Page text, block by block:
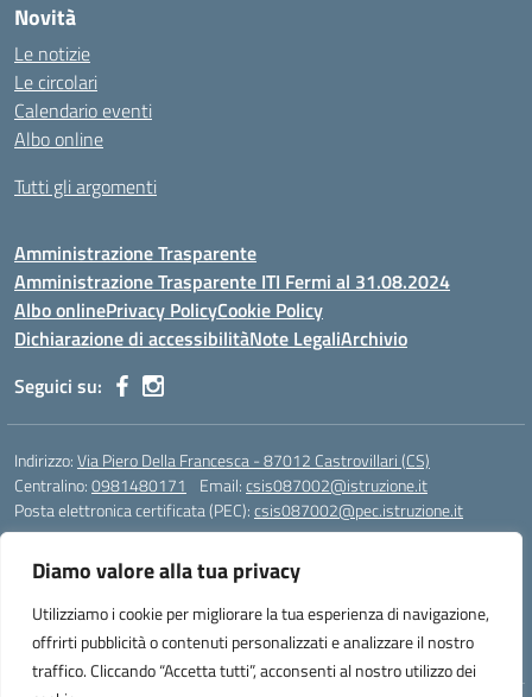
Diamo valore alla tua privacy
Utilizziamo i cookie per migliorare la tua esperienza di navigazione,
offrirti pubblicità o contenuti personalizzati e analizzare il nostro
traffico. Cliccando “Accetta tutti”, acconsenti al nostro utilizzo dei
Novità
Le notizie
Le circolari
Calendario eventi
Albo online
Tutti gli argomenti
Amministrazione Trasparente
Amministrazione Trasparente ITI Fermi al 31.08.2024
Albo onlinePrivacy PolicyCookie Policy
Dichiarazione di accessibilitàNote LegaliArchivio
Seguici su:
Indirizzo:Via Piero Della Francesca - 87012 Castrovillari (CS)
Centralino:0981480171 Email:csis087002@istruzione.it
Posta elettronica certificata (PEC):csis087002@pec.istruzione.it
Codice meccanografico:CSIS087002
Codice Indice delle Pubbliche Amministrazioni (IPA): PNG4CA8K
Codice unico di fatturazione (CUF): R8N7JA